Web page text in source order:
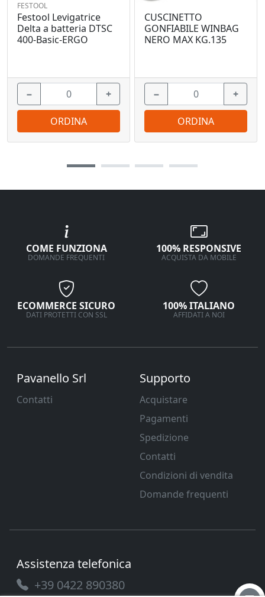
FESTOOL
Festool Levigatrice
Delta a batteria DTSC
400-Basic-ERGO
− +
ORDINA
CUSCINETTO
GONFIABILE WINBAG
NERO MAX KG.135
− +
ORDINA
COME FUNZIONA
DOMANDE FREQUENTI
100% RESPONSIVE
ACQUISTA DA MOBILE
ECOMMERCE SICURO
DATI PROTETTI CON SSL
100% ITALIANO
AFFIDATI A NOI
Pavanello Srl
Contatti
Supporto
Acquistare
Pagamenti
Spedizione
Contatti
Condizioni di vendita
Domande frequenti
Assistenza telefonica
+39 0422 890380